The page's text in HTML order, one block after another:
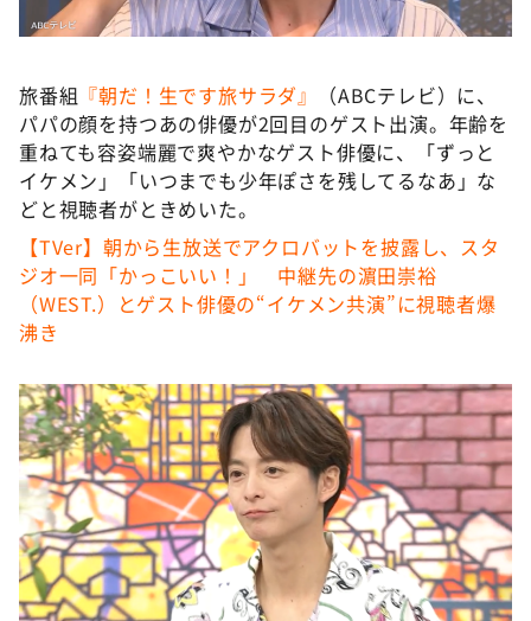
新婚さんいらっしゃい！
ザキ山小屋本館
ぺこぱのまるスポ
アナ回覧板
旅番組 『朝だ！生です旅サラダ』
（ABCテレビ）に、
パパの顔を持つあの俳優が2回目のゲスト出演。年齢を
重ねても容姿端麗で爽やかなゲスト俳優に、「ずっと
イケメン」「いつまでも少年ぽさを残してるなあ」な
どと視聴者がときめいた。
【TVer】朝から生放送でアクロバットを披露し、スタ
ジオ一同「かっこいい！」 中継先の濵⽥崇裕
（WEST.）とゲスト俳優の“イケメン共演”に視聴者爆
沸き